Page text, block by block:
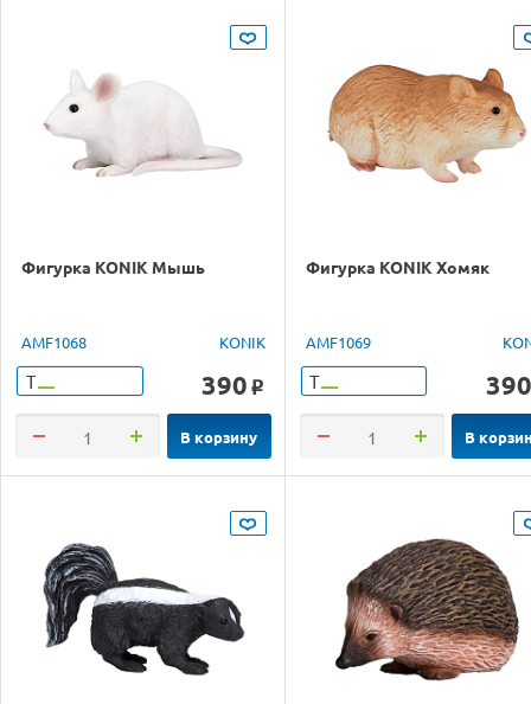
Фигурка KONIK Мышь
AMF1068 KONIK
Т 390 o
В корзину
Фигурка KONIK Хомяк
AMF1069
Т 390
В